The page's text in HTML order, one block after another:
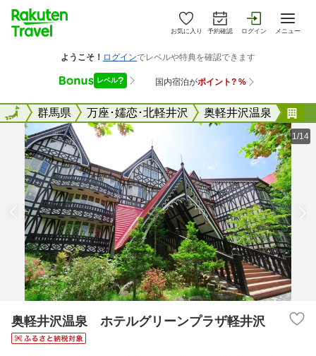
お気に入り 予約確認 ログイン メニュー
全国群馬県 万座･嬬恋･北軽井沢 奥軽井沢温泉
全国
1/14
奥軽井沢温泉 ホテルグリーンプラザ軽井沢